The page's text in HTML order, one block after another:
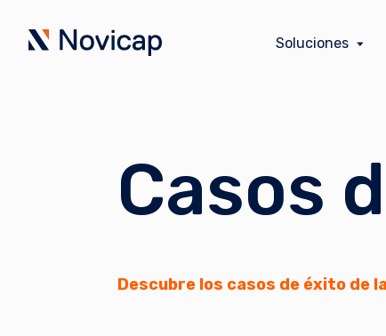
Soluciones
Casos
Descubre los casos de éxito de